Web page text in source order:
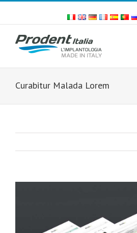
Skip
content
Curabitur Malada Lorem